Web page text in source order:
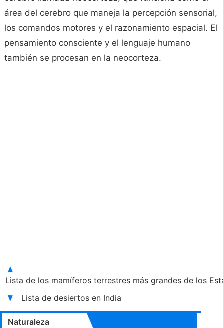
área del cerebro que maneja la percepción sensorial,
los comandos motores y el razonamiento espacial. El
pensamiento consciente y el lenguaje humano
también se procesan en la neocorteza.
Lista de los mamíferos terrestres más grandes de los
Lista de desiertos en India
Naturaleza